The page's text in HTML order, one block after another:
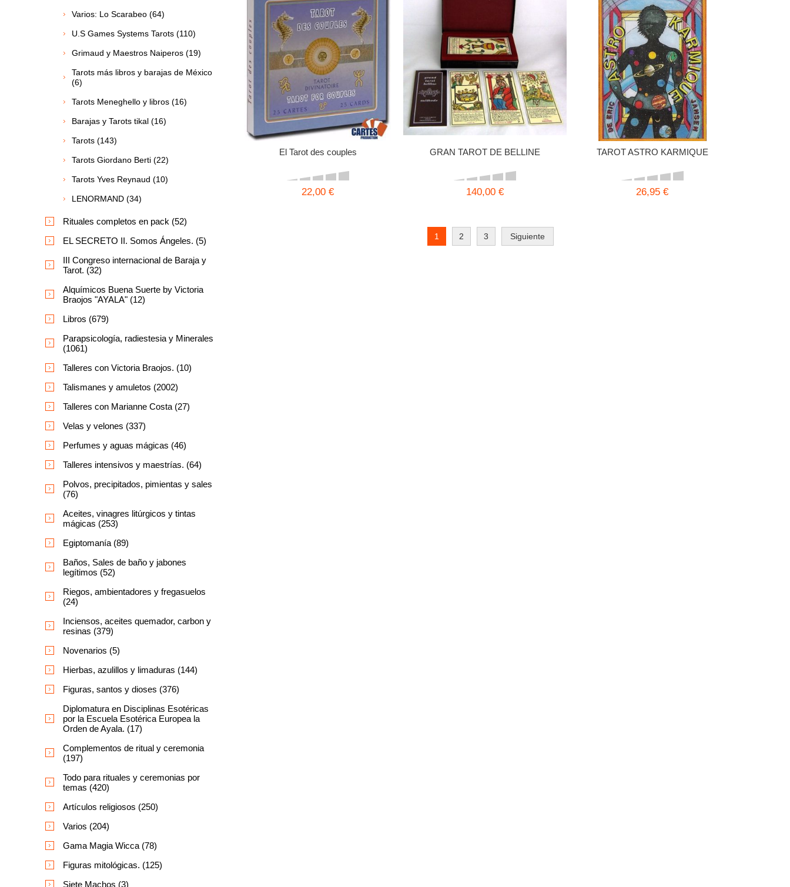
El Tarot des couples
22,00 €
GRAN TAROT DE BELLINE
140,00 €
TAROT ASTRO KARMIQUE
26,95 €
1 2 3 Siguiente
Varios: Lo Scarabeo (64)
U.S Games Systems Tarots (110)
Grimaud y Maestros Naiperos (19)
Tarots más libros y barajas de México
(6)
Tarots Meneghello y libros (16)
Barajas y Tarots tikal (16)
Tarots (143)
Tarots Giordano Berti (22)
Tarots Yves Reynaud (10)
LENORMAND (34)
Rituales completos en pack (52)
EL SECRETO II. Somos Ángeles. (5)
III Congreso internacional de Baraja y
Tarot. (32)
Alquímicos Buena Suerte by Victoria
Braojos "AYALA" (12)
Libros (679)
Parapsicología, radiestesia y Minerales
(1061)
Talleres con Victoria Braojos. (10)
Talismanes y amuletos (2002)
Talleres con Marianne Costa (27)
Velas y velones (337)
Perfumes y aguas mágicas (46)
Talleres intensivos y maestrías. (64)
Polvos, precipitados, pimientas y sales
(76)
Aceites, vinagres litúrgicos y tintas
mágicas (253)
Egiptomanía (89)
Baños, Sales de baño y jabones
legítimos (52)
Riegos, ambientadores y fregasuelos
(24)
Inciensos, aceites quemador, carbon y
resinas (379)
Novenarios (5)
Hierbas, azulillos y limaduras (144)
Figuras, santos y dioses (376)
Diplomatura en Disciplinas Esotéricas
por la Escuela Esotérica Europea la
Orden de Ayala. (17)
Complementos de ritual y ceremonia
(197)
Todo para rituales y ceremonias por
temas (420)
Artículos religiosos (250)
Varios (204)
Gama Magia Wicca (78)
Figuras mitológicas. (125)
Siete Machos (3)